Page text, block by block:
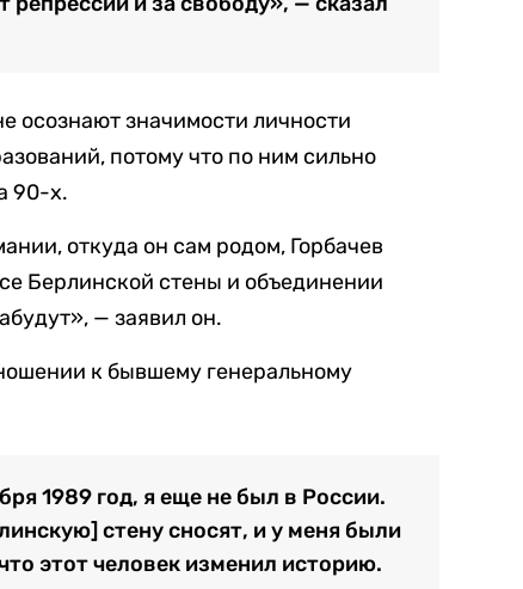
осознают значимости личности
потому что по ним сильно
90-х.
откуда он сам родом, Горбачев
Берлинской стены и объединении
— заявил он.
к бывшему генеральному
1989 год, я еще не был в России.
стену сносят, и у меня были
этот человек изменил историю.